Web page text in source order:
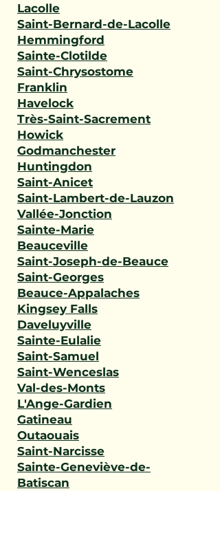
Lacolle
Saint-Bernard-de-Lacolle
Hemmingford
Sainte-Clotilde
Saint-Chrysostome
Franklin
Havelock
Très-Saint-Sacrement
Howick
Godmanchester
Huntingdon
Saint-Anicet
Saint-Lambert-de-Lauzon
Vallée-Jonction
Sainte-Marie
Beauceville
Saint-Joseph-de-Beauce
Saint-Georges
Beauce-Appalaches
Kingsey Falls
Daveluyville
Sainte-Eulalie
Saint-Samuel
Saint-Wenceslas
Val-des-Monts
L'Ange-Gardien
Gatineau
Outaouais
Saint-Narcisse
Sainte-Geneviève-de-
Batiscan